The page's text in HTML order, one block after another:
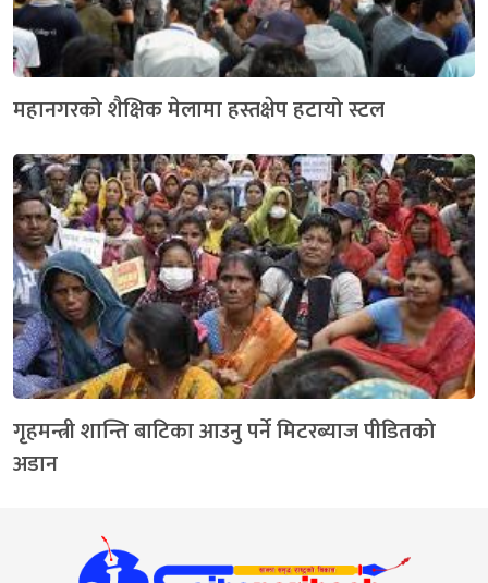
महानगरको शैक्षिक मेलामा हस्तक्षेप हटायो स्टल
गृहमन्त्री शान्ति बाटिका आउनु पर्ने मिटरब्याज पीडितको
अडान